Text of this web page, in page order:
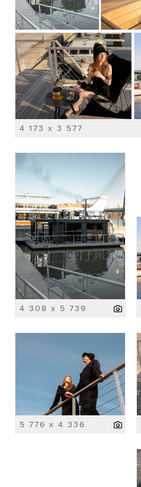
4 173 x 3 577
4 308 x 5 739
5 776 x 4 336